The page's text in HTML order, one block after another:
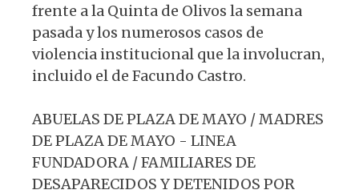
frente a la Quinta de Olivos la semana
pasada y los numerosos casos de
violencia institucional que la involucran,
incluido el de Facundo Castro.
ABUELAS DE PLAZA DE MAYO / MADRES
DE PLAZA DE MAYO - LINEA
FUNDADORA / FAMILIARES DE
DESAPARECIDOS Y DETENIDOS POR